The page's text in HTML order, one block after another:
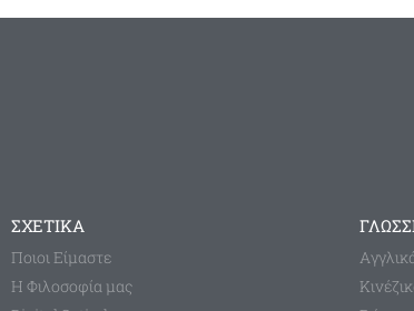
ΣΧΕΤΙΚΑ
Ποιοι Είμαστε
Η Φιλοσοφία μας